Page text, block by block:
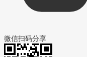
微信扫码分享